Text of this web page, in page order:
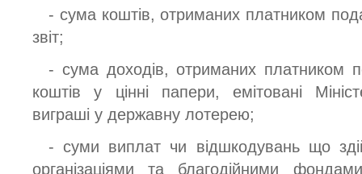
- сума коштів, отриманих платником
звіт;
- сума доходів, отриманих платником
коштів у цінні папери, емітовані
виграші у державну лотерею;
- суми виплат чи відшкодувань що
організаціями та благодійними